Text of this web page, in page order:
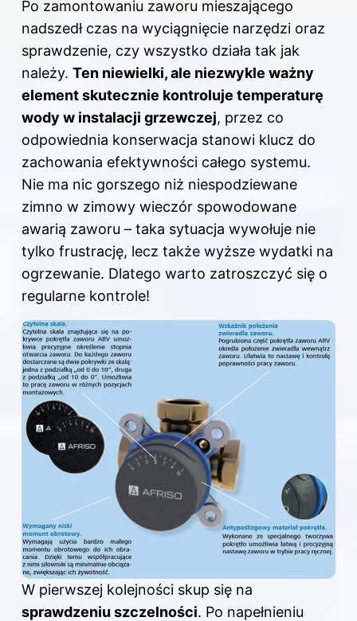
Po zamontowaniu zaworu mieszającego
nadszedł czas na wyciągnięcie narzędzi oraz
sprawdzenie, czy wszystko działa tak jak
należy. Ten niewielki, ale niezwykle ważny
element skutecznie kontroluje temperaturę
wody w instalacji grzewczej, przez co
odpowiednia konserwacja stanowi klucz do
zachowania efektywności całego systemu.
Nie ma nic gorszego niż niespodziewane
zimno w zimowy wieczór spowodowane
awarią zaworu – taka sytuacja wywołuje nie
tylko frustrację, lecz także wyższe wydatki na
ogrzewanie. Dlatego warto zatroszczyć się o
regularne kontrole!
W pierwszej kolejności skup się na
sprawdzeniu szczelności. Po napełnieniu